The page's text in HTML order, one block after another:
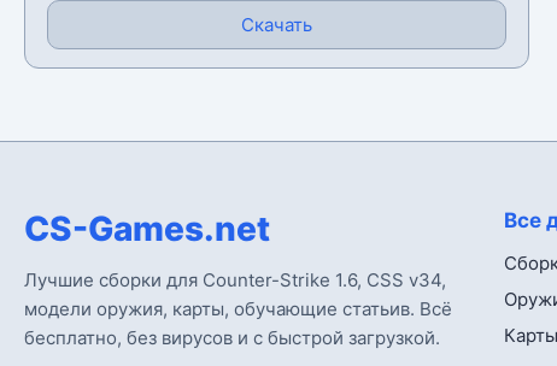
Скачать
CS-Games.net
Лучшие сборки для Counter-Strike 1.6, CSS v34,
модели оружия, карты, обучающие статьив. Всё
бесплатно, без вирусов и с быстрой загрузкой.
Все